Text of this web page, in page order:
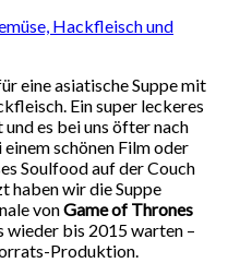
eine asiatische Suppe mit
Ein super leckeres
es bei uns öfter nach
schönen Film oder
Soulfood auf der Couch
haben wir die Suppe
vonGame of Thrones
bis 2015 warten –
Produktion.